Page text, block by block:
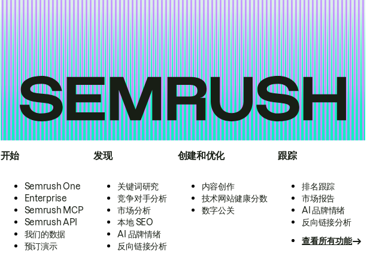
开始
Semrush One
Enterprise
Semrush MCP
Semrush API
我们的数据
预订演示
发现
关键词研究
竞争对手分析
市场分析
本地 SEO
AI 品牌情绪
反向链接分析
创建和优化
内容创作
技术网站健康分数
数字公关
跟踪
排名跟踪
市场报告
AI 品牌情绪
反向链接分析
查看所有功能